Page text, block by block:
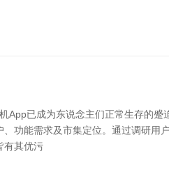
已成为东说念主们正常生存的
功能需求及市集定位。通过调研
有其优污